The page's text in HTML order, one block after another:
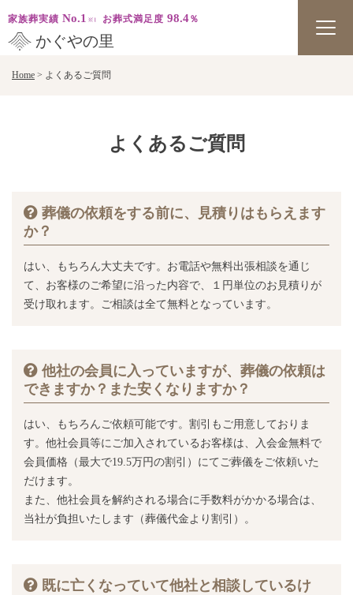
かぐやの里
家族葬実績 No.1 お葬式満足度 98.4％
Home > よくあるご質問
よくあるご質問
葬儀の依頼をする前に、見積りはもらえます
か？
はい、もちろん大丈夫です。お電話や無料出張相談を通じ
て、お客様のご希望に沿った内容で、１円単位のお見積りが
受け取れます。ご相談は全て無料となっています。
他社の会員に入っていますが、葬儀の依頼は
できますか？また安くなりますか？
はい、もちろんご依頼可能です。割引もご用意しておりま
す。他社会員等にご加入されているお客様は、入会金無料で
会員価格（最大で19.5万円の割引）にてご葬儀をご依頼いた
だけます。
また、他社会員を解約される場合に手数料がかかる場合は、
当社が負担いたします（葬儀代金より割引）。
既に亡くなっていて他社と相談しているけ